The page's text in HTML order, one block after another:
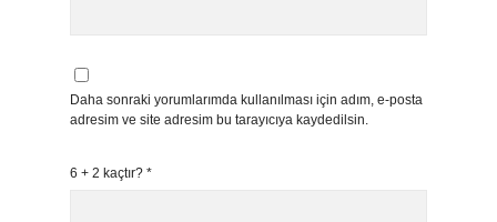
Daha sonraki yorumlarımda kullanılması için adım, e-posta
adresim ve site adresim bu tarayıcıya kaydedilsin.
6 + 2 kaçtır? *